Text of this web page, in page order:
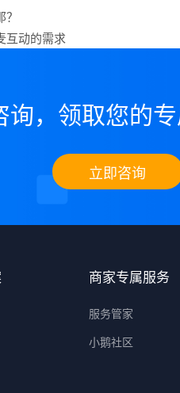
互动的需求
询，领取您的
立即咨询
商家专属服务
服务管家
小鹅社区